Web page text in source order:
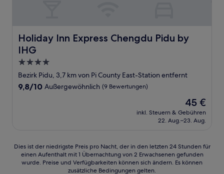
Holiday Inn Express Chengdu Pidu by
IHG
Holiday Inn Express Chengdu Pidu by IHG
4.0-
Sterne-
Unterkunft
Bezirk Pidu, 3,7 km von Pi County East-Station entfernt
9.8
9,8/10 Außergewöhnlich (9 Bewertungen)
Der
Preis
beträgt
45 €
inkl. Steuern & Gebühren
22. Aug.–23. Aug.
Dies
der
Dies ist der niedrigste Preis pro Nacht, der in den letzten 24 Stunden für
einen Aufenthalt mit 1 Übernachtung von 2 Erwachsenen gefunden
wurde. Preise und Verfügbarkeiten können sich ändern. Es können
zusätzliche Bedingungen gelten.